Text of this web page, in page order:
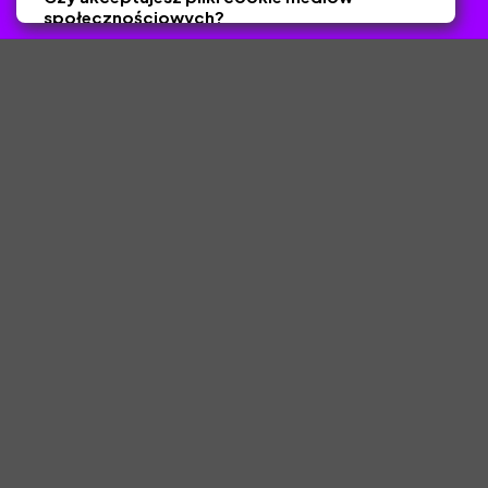
społecznościowych?